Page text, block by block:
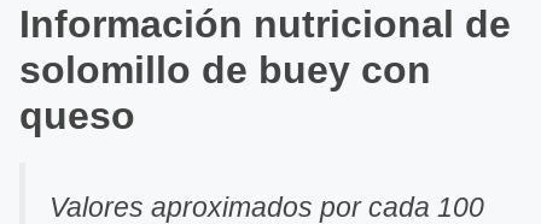
Información nutricional de
solomillo de buey con
queso
Valores aproximados por cada 100